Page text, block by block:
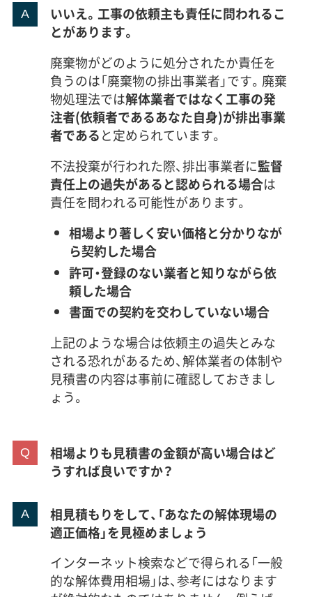
いいえ。工事の依頼主も責任に問われるこ
とがあります。
廃棄物がどのように処分されたか責任を
負うのは「廃棄物の排出事業者」です。廃棄
物処理法では解体業者ではなく工事の発
注者(依頼者であるあなた自身)が排出事業
者であると定められています。
不法投棄が行われた際、排出事業者に監督
責任上の過失があると認められる場合は
責任を問われる可能性があります。
相場より著しく安い価格と分かりなが
ら契約した場合
許可・登録のない業者と知りながら依
頼した場合
書面での契約を交わしていない場合
上記のような場合は依頼主の過失とみな
される恐れがあるため、解体業者の体制や
見積書の内容は事前に確認しておきまし
ょう。
相場よりも見積書の金額が高い場合はど
うすれば良いですか？
相見積もりをして、「あなたの解体現場の
適正価格」を見極めましょう
インターネット検索などで得られる「一般
的な解体費用相場」は、参考にはなります